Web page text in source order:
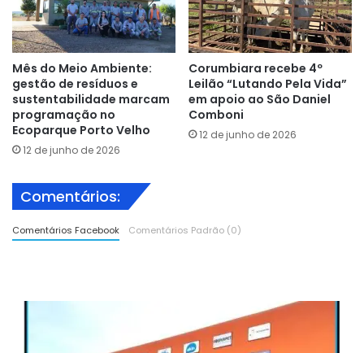
Mês do Meio Ambiente:
gestão de resíduos e
sustentabilidade marcam
programação no
Ecoparque Porto Velho
12 de junho de 2026
Corumbiara recebe 4º
Leilão “Lutando Pela Vida”
em apoio ao São Daniel
Comboni
12 de junho de 2026
Comentários:
Comentários Facebook Comentários Padrão (0)